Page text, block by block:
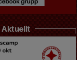
Aktuellt